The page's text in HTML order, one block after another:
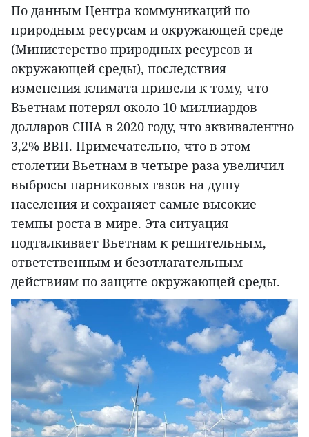
По данным Центра коммуникаций по
природным ресурсам и окружающей среде
(Министерство природных ресурсов и
окружающей среды), последствия
изменения климата привели к тому, что
Вьетнам потерял около 10 миллиардов
долларов США в 2020 году, что эквивалентно
3,2% ВВП. Примечательно, что в этом
столетии Вьетнам в четыре раза увеличил
выбросы парниковых газов на душу
населения и сохраняет самые высокие
темпы роста в мире. Эта ситуация
подталкивает Вьетнам к решительным,
ответственным и безотлагательным
действиям по защите окружающей среды.